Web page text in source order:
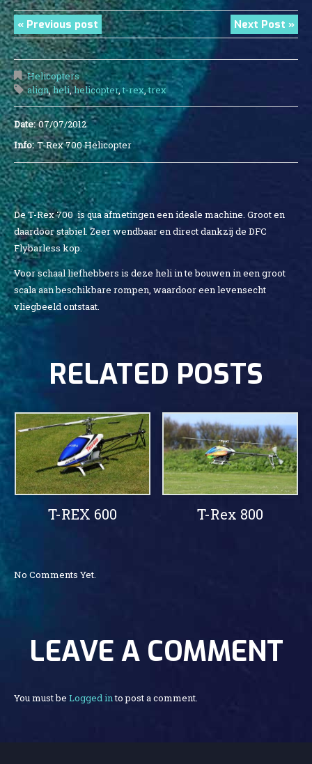
« Previous post Next Post »
Helicopters
align,heli,helicopter,t-rex,trex
Date: 07/07/2012
Info: T-Rex 700 Helicopter
De T-Rex 700 is qua afmetingen een ideale machine. Groot en
daardoor stabiel. Zeer wendbaar en direct dankzij de DFC
Flybarless kop.
Voor schaal liefhebbers is deze heli in te bouwen in een groot
scala aan beschikbare rompen, waardoor een levensecht
vliegbeeld ontstaat.
RELATED POSTS
T-REX 600 T-Rex 800
No Comments Yet.
LEAVE A COMMENT
You must be Logged into post a comment.